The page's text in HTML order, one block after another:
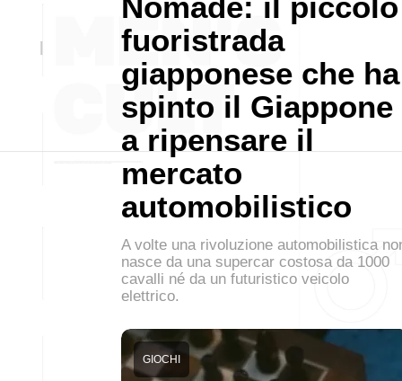
fuoristrada
giapponese che ha
spinto il Giappone
a ripensare il
mercato
automobilistico
A volte una rivoluzione automobilistica
nasce da una supercar costosa da 1000
cavalli né da un futuristico veicolo
elettrico.
GIOCHI